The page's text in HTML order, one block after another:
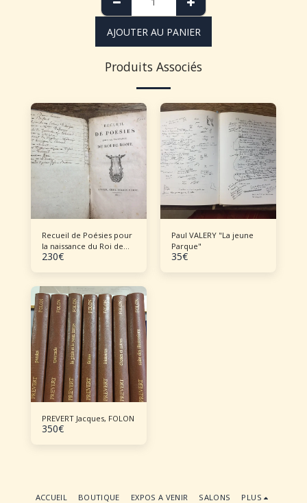
AJOUTER AU PANIER
Produits Associés
Recueil de Poésies pour
la naissance du Roi de
Rome
230€
Paul VALERY "La jeune
Parque"
35€
PREVERT Jacques, FOLON
350€
ACCUEIL BOUTIQUE EXPOS A VENIR SALONS PLUS